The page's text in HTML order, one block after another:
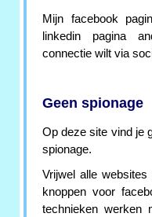
Mijn facebook
linkedin pagina
connectie wilt via
Geen spionage
Op deze site vind je
spionage.
Vrijwel alle
knoppen voor
technieken werken